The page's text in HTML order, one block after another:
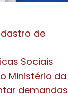
de
Sociais
Ministério da
demandas